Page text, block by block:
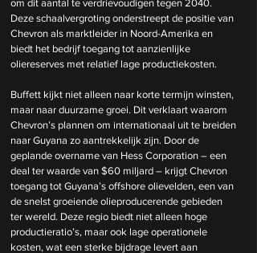
om dit aantal te verdrievoudigen tegen 2040.
Deze schaalvergroting onderstreept de positie van
Chevron als marktleider in Noord-Amerika en
biedt het bedrijf toegang tot aanzienlijke
oliereserves met relatief lage productiekosten.
Buffett kijkt niet alleen naar korte termijn winsten,
maar naar duurzame groei. Dit verklaart waarom
Chevron’s plannen om internationaal uit te breiden
naar Guyana zo aantrekkelijk zijn. Door de
geplande overname van Hess Corporation – een
deal ter waarde van $60 miljard – krijgt Chevron
toegang tot Guyana’s offshore olievelden, een van
de snelst groeiende olieproducerende gebieden
ter wereld. Deze regio biedt niet alleen hoge
productieratio’s, maar ook lage operationele
kosten, wat een sterke bijdrage levert aan